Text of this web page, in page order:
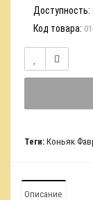
Доступность:
Код товара:
Теги: Коньяк
Описание